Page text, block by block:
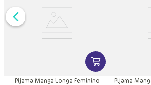
INFORMAÇÕES DO PRODUTO
VER MAIS
Pijama Manga Longa Feminino
Pijama